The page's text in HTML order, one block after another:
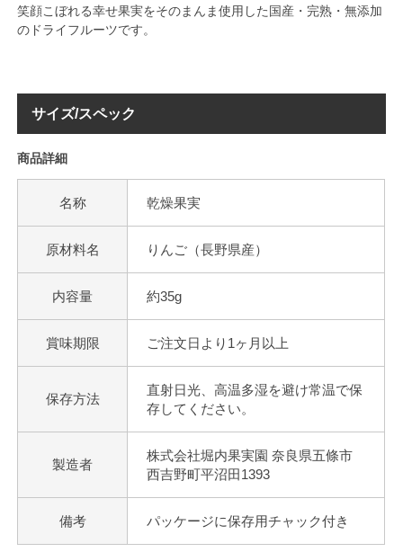
笑顔こぼれる幸せ果実をそのまんま使用した国産・完熟・無添加
のドライフルーツです。
サイズ/スペック
商品詳細
名称 乾燥果実
原材料名 りんご（長野県産）
内容量 約35g
賞味期限 ご注文日より1ヶ月以上
保存方法
直射日光、高温多湿を避け常温で保
存してください。
製造者
株式会社堀内果実園 奈良県五條市
西吉野町平沼田1393
備考 パッケージに保存用チャック付き